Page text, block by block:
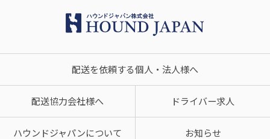
配送を依頼する個人・法人様へ
配送協力会社様へ ドライバー求人
ハウンドジャパンについて お知らせ